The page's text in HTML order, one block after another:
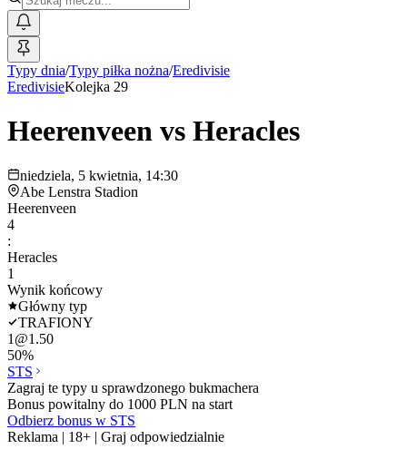
Typy dnia/Typy piłka nożna/Eredivisie
EredivisieKolejka 29
Heerenveen vs Heracles
niedziela, 5 kwietnia, 14:30
Abe Lenstra Stadion
Heerenveen
4
:
Heracles
1
Wynik końcowy
Główny typ
TRAFIONY
1 @1.50
50%
STS
Zagraj te typy u sprawdzonego bukmachera
Bonus powitalny do 1000 PLN na start
Odbierz bonus w STS
Reklama | 18+ | Graj odpowiedzialnie